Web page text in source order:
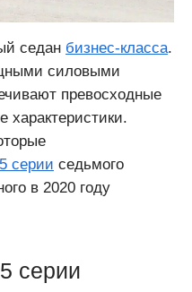
седан бизнес-класса.
силовыми
превосходные
характеристики.
серии седьмого
в 2020 году
серии